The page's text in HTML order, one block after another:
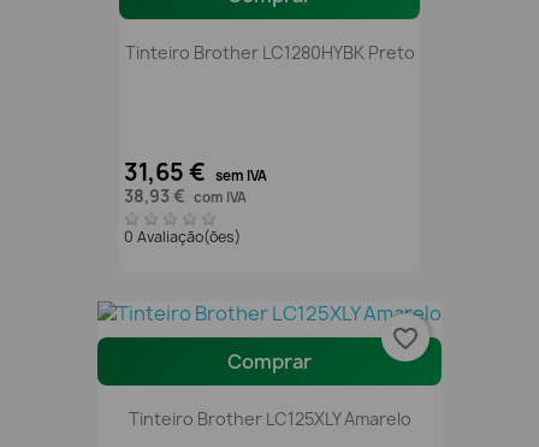
Tinteiro Brother LC1280HYBK Preto
31,65 € sem IVA
38,93 € com IVA
0 Avaliação(ões)
Comprar
Tinteiro Brother LC125XLY Amarelo
favorite_border